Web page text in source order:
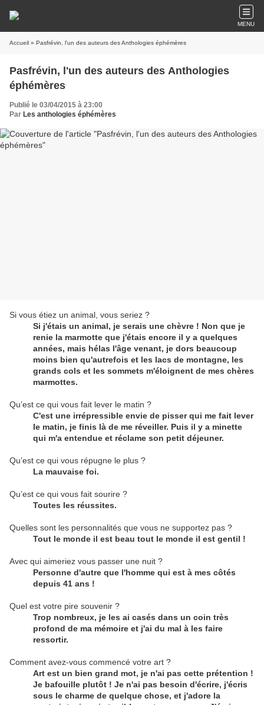
MENU
Accueil » Pasfrévin, l'un des auteurs des Anthologies éphémères
Pasfrévin, l'un des auteurs des Anthologies
éphémères
Publié le 03/04/2015 à 23:00
Par Les anthologies éphémères
Si vous étiez un animal, vous seriez ?
Si j'étais un animal, je serais une chèvre ! Non que je
renie la marmotte que j'étais encore il y a quelques
années, mais hélas l'âge venant, je dors beaucoup
moins bien qu'autrefois et les lacs de montagne, les
grands cols et les sommets m'éloignent de mes chères
marmottes.
Qu’est ce qui vous fait lever le matin ?
C'est une irrépressible envie de pisser qui me fait lever
le matin, je finis là de me réveiller. Puis il y a minette
qui m'a entendue et réclame son petit déjeuner.
Qu’est ce qui vous répugne le plus ?
La mauvaise foi.
Qu’est ce qui vous fait sourire ?
Toutes les réussites.
Quelles sont les personnalités que vous ne supportez pas ?
Tout le monde il est beau tout le monde il est gentil !
Avec qui aimeriez vous passer une nuit ?
Personne d'autre que l'homme qui est à mes côtés
depuis 41 ans !
Quel est votre pire souvenir ?
Trop nombreux, je les ai casés dans un coin très
profond de ma mémoire et j'ai du mal à les faire
ressortir.
Comment avez-vous commencé votre art ?
Art est un bien grand mot, je n'ai pas cette prétention !
Je bafouille plutôt ! Je n'ai pas besoin d'écrire, j'écris
sous le charme de quelque chose, et j'adore la